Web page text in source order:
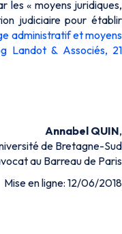
les « moyens juridiques,
judiciaire pour établir
administratif et moyens
Landot & Associés, 21
Annabel QUIN,
de Bretagne-Sud
au Barreau de Paris
Mise en ligne: 12/06/2018